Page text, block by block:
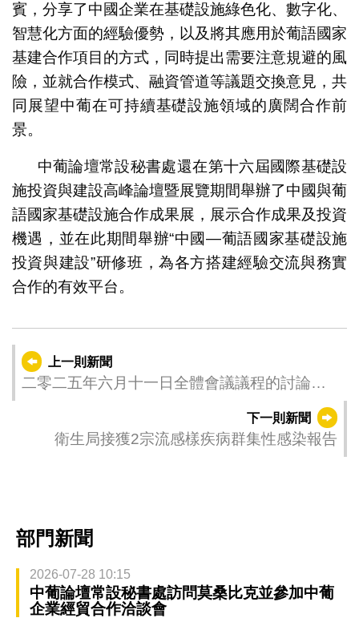
賓，分享了中國企業在基礎設施綠色化、數字化、
智慧化方面的經驗優勢，以及將其應用於葡語國家
基建合作項目的方式，同時提出需要注意規避的風
險，並就合作模式、融資管道等議題交換意見，共
同展望中葡在可持續基礎設施領域的廣闊合作前
景。
中葡論壇常設秘書處還在第十六屆國際基礎設
施投資與建設高峰論壇暨展覽期間舉辦了中國與葡
語國家基礎設施合作成果展，展示合作成果及投資
機遇，並在此期間舉辦“中國—葡語國家基礎設施
投資與建設”研修班，為各方搭建經驗交流與務實
合作的有效平台。
上一則新聞
二零二五年六月十一日全體會議議程的討論結
下一則新聞
衛生局接獲2宗流感樣疾病群集性感染報告
部門新聞
2026-07-28 10:15
中葡論壇常設秘書處訪問莫桑比克並參加中葡
企業經貿合作洽談會